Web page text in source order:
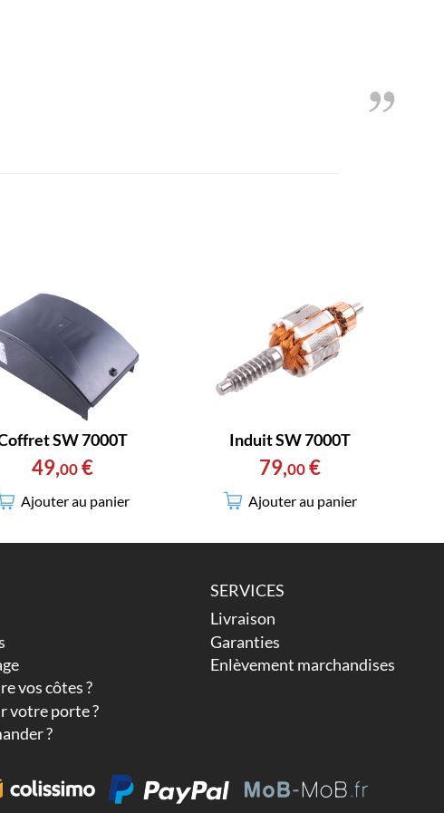
SW 7000T
49,00€
Ajouter au panier
Induit SW 7000T
79,00 €
Ajouter au panier
vos côtes ?
votre porte ?
?
SERVICES
Livraison
Garanties
Enlèvement marchandises